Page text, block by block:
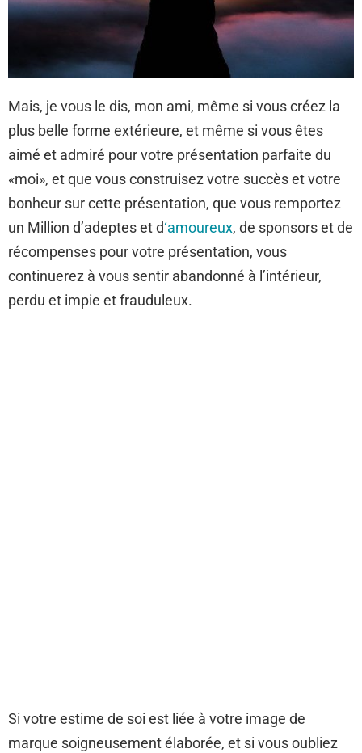
Mais, je vous le dis, mon ami, même si vous créez la
plus belle forme extérieure, et même si vous êtes
aimé et admiré pour votre présentation parfaite du
«moi», et que vous construisez votre succès et votre
bonheur sur cette présentation, que vous remportez
un Million d’adeptes et d‘amoureux, de sponsors et de
récompenses pour votre présentation, vous
continuerez à vous sentir abandonné à l’intérieur,
perdu et impie et frauduleux.
Si votre estime de soi est liée à votre image de
marque soigneusement élaborée, et si vous oubliez